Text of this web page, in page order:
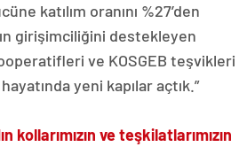
katılım oranını %27’den
girişimciliğini destekleyen
ve KOSGEB teşvikleri
yeni kapılar açtık.”
kollarımızın ve teşkilatlarımızın